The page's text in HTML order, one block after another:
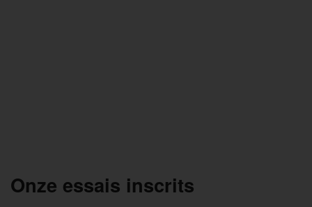
Onze essais inscrits